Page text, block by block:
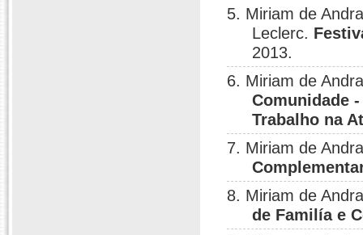
5. Miriam de
Leclerc.
2013.
6. Miriam de
Comunidade
Trabalho na
7. Miriam de
8. Miriam de
de Familía e